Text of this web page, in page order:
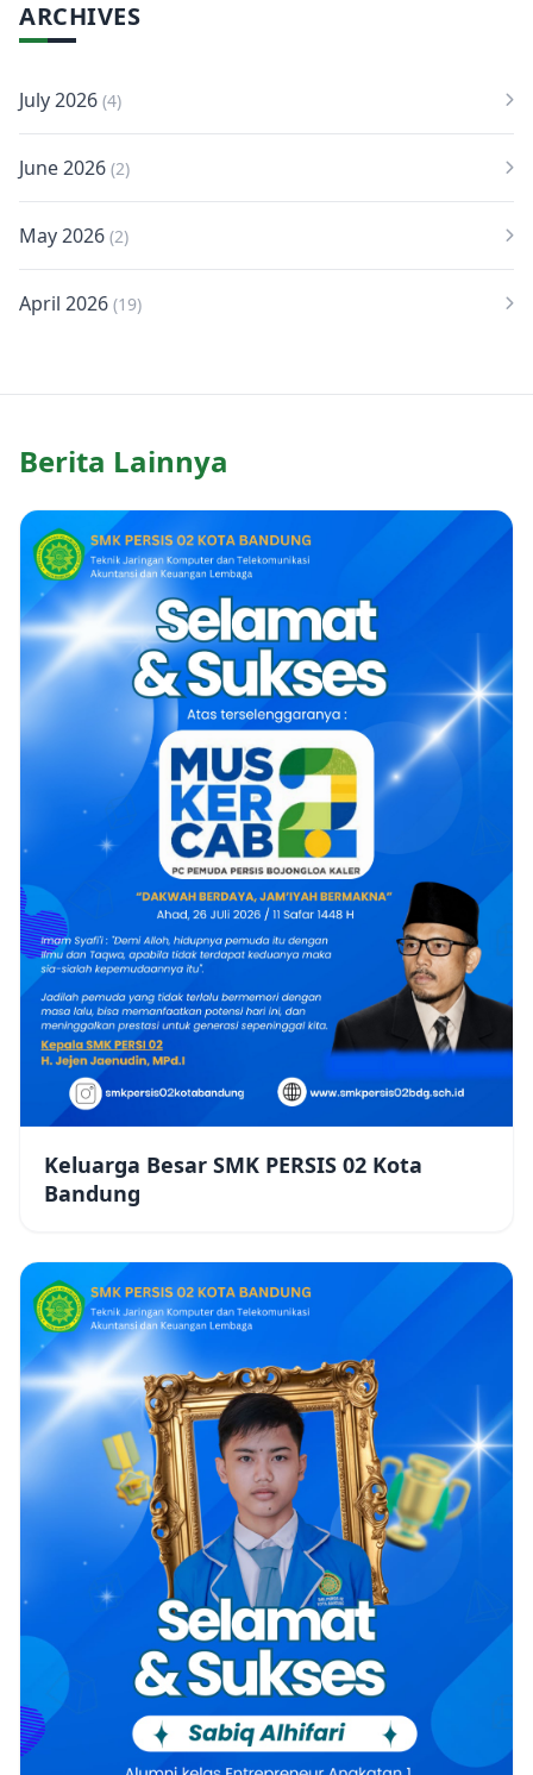
ARCHIVES
July 2026 (4)
June 2026 (2)
May 2026 (2)
April 2026 (19)
Berita Lainnya
Keluarga Besar SMK PERSIS 02 Kota
Bandung